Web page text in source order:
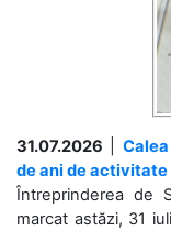
31.07.2026
de ani de activitate
Întreprinderea de
marcat astăzi, 31